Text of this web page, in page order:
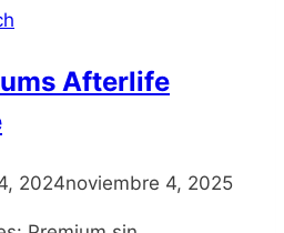
Afterlife
2024noviembre 4, 2025